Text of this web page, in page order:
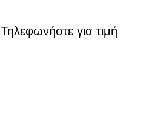
Τηλεφωνήστε για τιμή